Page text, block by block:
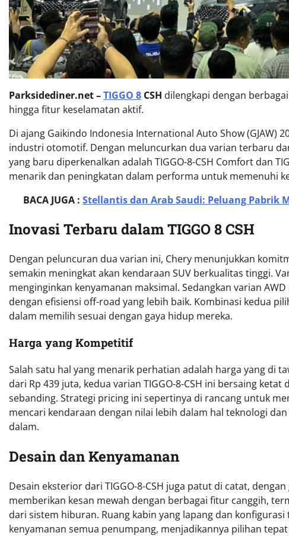
Parksidediner.net –TIGGO 8 CSH dilengkapi dengan
hingga fitur keselamatan aktif.
Di ajang Gaikindo Indonesia International Auto Show (GJAW)
industri otomotif. Dengan meluncurkan dua varian terbaru
yang baru diperkenalkan adalah TIGGO-8-CSH Comfort dan
menarik dan peningkatan dalam performa untuk memenuhi
BACA JUGA : Stellantis dan Arab Saudi: Peluang Pabrik
Inovasi Terbaru dalam TIGGO 8 CSH
Dengan peluncuran dua varian ini, Chery menunjukkan
semakin meningkat akan kendaraan SUV berkualitas tinggi.
menginginkan kenyamanan maksimal. Sedangkan varian
dengan efisiensi off-road yang lebih baik. Kombinasi kedua
dalam memilih sesuai dengan gaya hidup mereka.
Harga yang Kompetitif
Salah satu hal yang menarik perhatian adalah harga yang di
dari Rp 439 juta, kedua varian TIGGO-8-CSH ini bersaing
sebanding. Strategi pricing ini sepertinya di rancang untuk
mencari kendaraan dengan nilai lebih dalam hal teknologi
dalam.
Desain dan Kenyamanan
Desain eksterior dari TIGGO-8-CSH juga patut di catat,
memberikan kesan mewah dengan berbagai fitur canggih,
dari sistem hiburan. Ruang kabin yang lapang dan
kenyamanan semua penumpang, menjadikannya pilihan